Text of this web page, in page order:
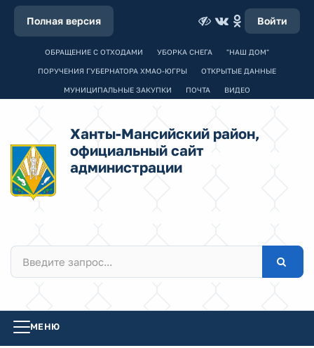
Полная версия Войти
ОБРАЩЕНИЕ С ОТХОДАМИ УБОРКА СНЕГА "НАШ ДОМ"
ПОРУЧЕНИЯ ГУБЕРНАТОРА ХМАО-ЮГРЫ ОТКРЫТЫЕ ДАННЫЕ
МУНИЦИПАЛЬНЫЕ ЗАКУПКИ ПОЧТА ВИДЕО
Ханты-Мансийский район,
официальный сайт
администрации
МЕНЮ